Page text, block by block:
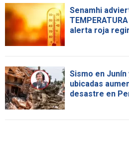
Senamhi
alerta roja
Sismo en Junín
ubicadas
desastre en